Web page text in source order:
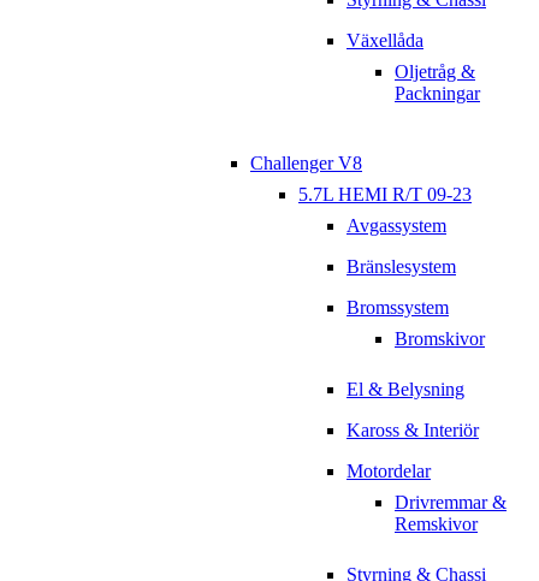
Växellåda
Oljetråg &
Packningar
Challenger V8
5.7L HEMI R/T 09-23
Avgassystem
Bränslesystem
Bromssystem
Bromskivor
El & Belysning
Kaross & Interiör
Motordelar
Drivremmar &
Remskivor
Styrning & Chassi